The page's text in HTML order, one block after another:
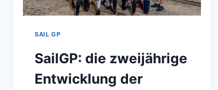
SAIL GP
SailGP: die zweijährige
Entwicklung der